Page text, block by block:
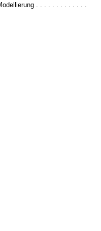
. . . . . . . . . . . . .